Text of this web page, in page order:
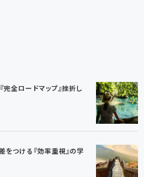
全ロードマップ』挫折し
つける『効率重視』の学